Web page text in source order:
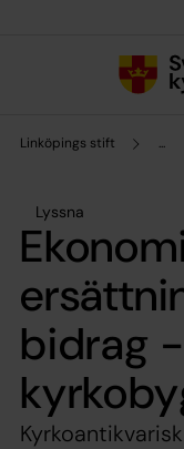
Linköpings stift ...
Lyssna
bidrag -